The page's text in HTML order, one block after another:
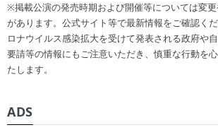
※掲載公演の発売時期および開催等については変
があります。公式サイト等で最新情報をご確認く
ロナウイルス感染拡大を受けて発表される政府や
要請等の情報にもご注意いただき、慎重な行動を
たします。
ADS